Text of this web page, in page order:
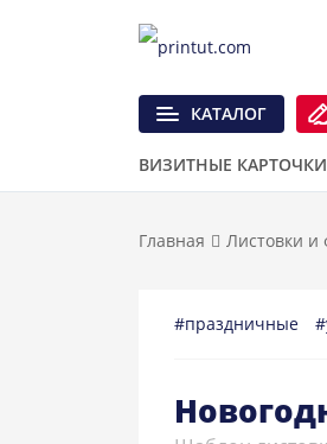
КАТАЛОГ
ВИЗИТНЫЕ КАРТОЧКИ
Главная Листовки и
#праздничные